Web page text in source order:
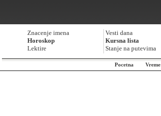
Znacenje imena
Horoskop
Lektire
Vesti dana
Kursna lista
Stanje na putevima
Pocetna Vreme